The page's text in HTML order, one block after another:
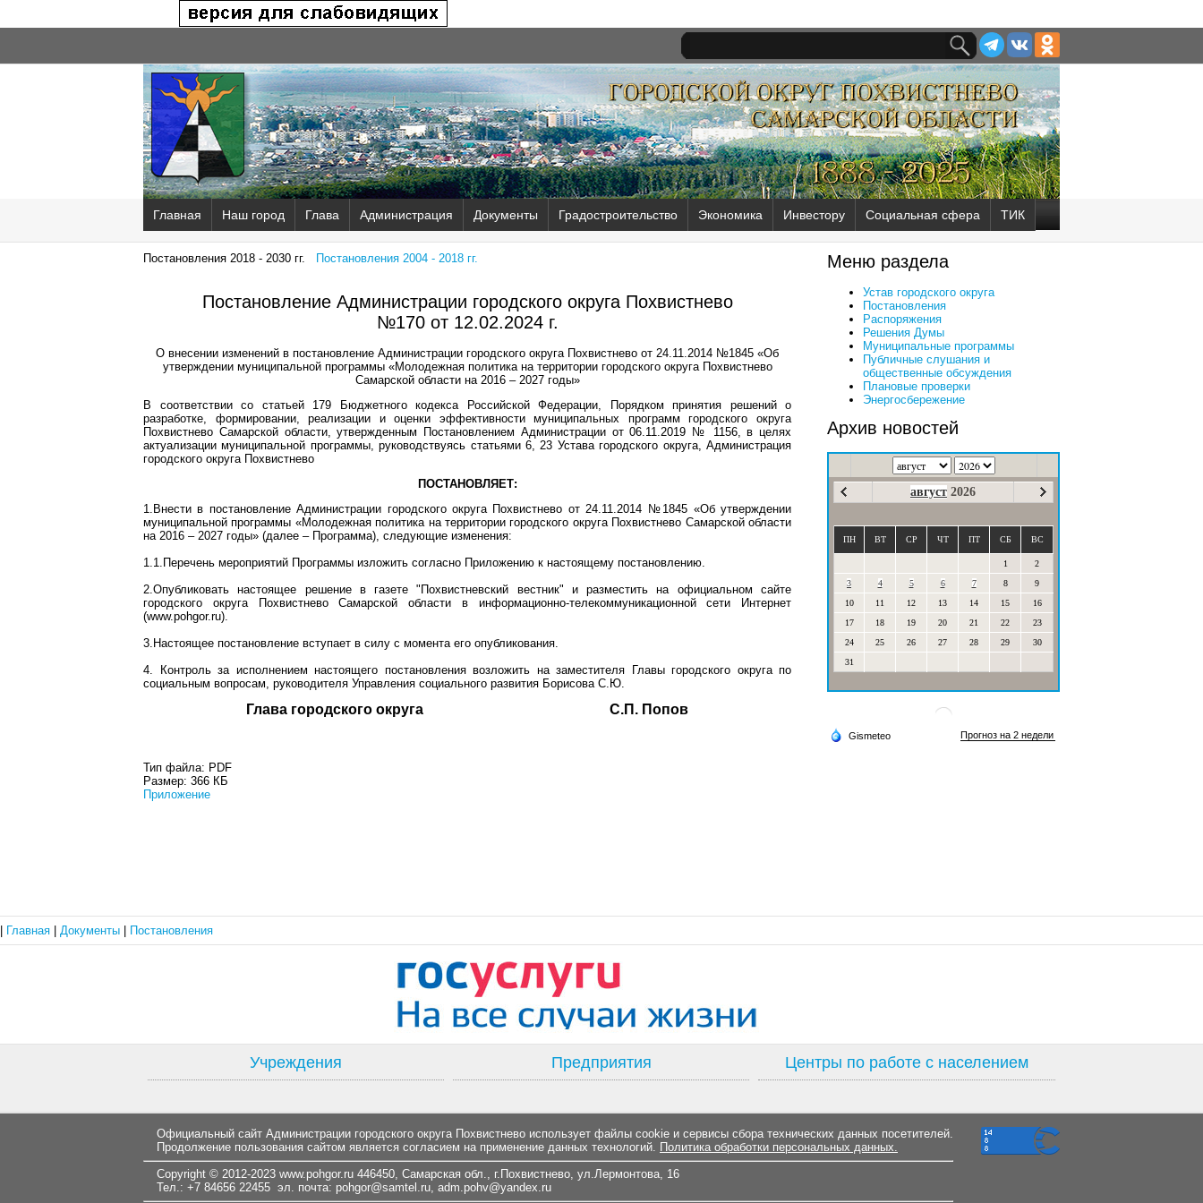
Главная Наш город Глава Администрация Документы Градостроительство Экономика Инвестору Социальная сфера ТИК
Постановления 2018 - 2030 гг. Постановления 2004 - 2018 гг.
Постановление Администрации городского округа Похвистнево
№170 от 12.02.2024 г.
О внесении изменений в постановление Администрации городского округа Похвистнево от 24.11.2014 №1845 «Об
утверждении муниципальной программы «Молодежная политика на территории городского округа Похвистнево
Самарской области на 2016 – 2027 годы»
В соответствии со статьей 179 Бюджетного кодекса Российской Федерации, Порядком принятия решений о
разработке, формировании, реализации и оценки эффективности муниципальных программ городского округа
Похвистнево Самарской области, утвержденным Постановлением Администрации от 06.11.2019 № 1156, в целях
актуализации муниципальной программы, руководствуясь статьями 6, 23 Устава городского округа, Администрация
городского округа Похвистнево
ПОСТАНОВЛЯЕТ:
1.Внести в постановление Администрации городского округа Похвистнево от 24.11.2014 №1845 «Об утверждении
муниципальной программы «Молодежная политика на территории городского округа Похвистнево Самарской области
на 2016 – 2027 годы» (далее – Программа), следующие изменения:
1.1.Перечень мероприятий Программы изложить согласно Приложению к настоящему постановлению.
2.Опубликовать настоящее решение в газете "Похвистневский вестник" и разместить на официальном сайте
городского округа Похвистнево Самарской области в информационно-телекоммуникационной сети Интернет
(www.pohgor.ru).
3.Настоящее постановление вступает в силу с момента его опубликования.
4. Контроль за исполнением настоящего постановления возложить на заместителя Главы городского округа по
социальным вопросам, руководителя Управления социального развития Борисова С.Ю.
Глава городского округа С.П. Попов
Тип файла: PDF
Размер: 366 КБ
Приложение
Меню раздела
Устав городского округа
Постановления
Распоряжения
Решения Думы
Муниципальные программы
Публичные слушания и
общественные обсуждения
Плановые проверки
Энергосбережение
Архив новостей
август 2026
ПН ВТ СР ЧТ ПТ СБ ВС
1
2
3
4 5 6 7 8
9
10
11 12 13 14 15
16
17
18 19 20 21 22
23
24
25 26 27 28 29
30
31
Главная Документы Постановления
Учреждения Предприятия Центры по работе с населением
Официальный сайт Администрации городского округа Похвистнево использует файлы cookie и сервисы сбора технических данных посетителей.
Продолжение пользования сайтом является согласием на применение данных технологий. Политика обработки персональных данных.
Copyright © 2012-2023 www.pohgor.ru 446450, Самарская обл., г.Похвистнево, ул.Лермонтова, 16
Тел.: +7 84656 22455 эл. почта: pohgor@samtel.ru, adm.pohv@yandex.ru